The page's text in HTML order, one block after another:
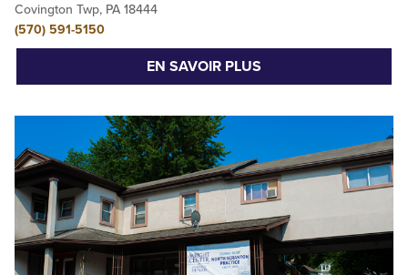
Covington Twp, PA 18444
(570) 591-5150
EN SAVOIR PLUS